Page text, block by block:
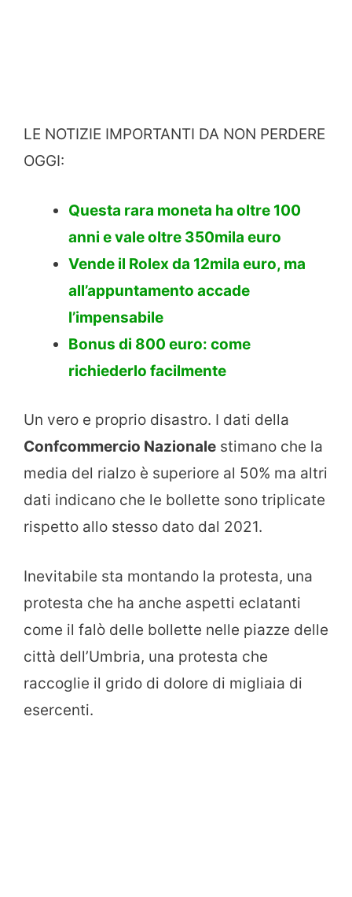
LE NOTIZIE IMPORTANTI DA NON PERDERE
OGGI:
Questa rara moneta ha oltre 100
anni e vale oltre 350mila euro
Vende il Rolex da 12mila euro, ma
all’appuntamento accade
l’impensabile
Bonus di 800 euro: come
richiederlo facilmente
Un vero e proprio disastro. I dati della
Confcommercio Nazionale stimano che la
media del rialzo è superiore al 50% ma altri
dati indicano che le bollette sono triplicate
rispetto allo stesso dato dal 2021.
Inevitabile sta montando la protesta, una
protesta che ha anche aspetti eclatanti
come il falò delle bollette nelle piazze delle
città dell’Umbria, una protesta che
raccoglie il grido di dolore di migliaia di
esercenti.